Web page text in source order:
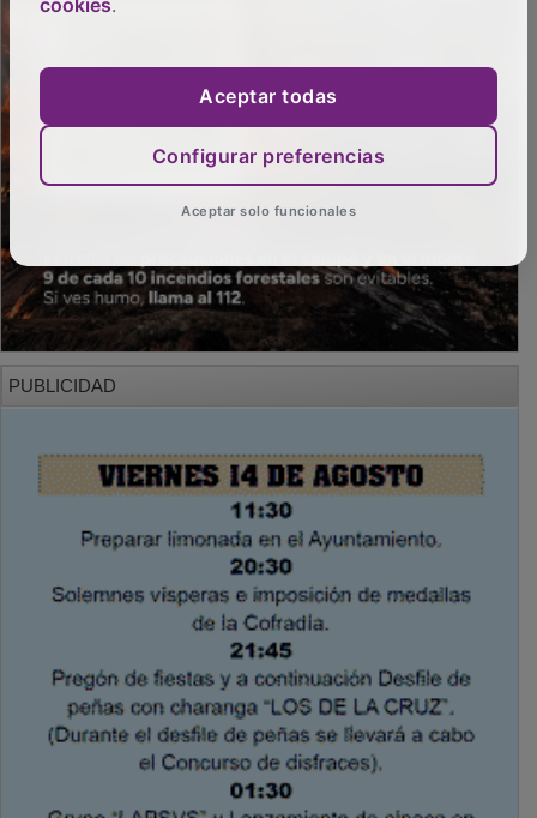
PUBLICIDAD
cookies.
Aceptar todas
Configurar preferencias
Aceptar solo funcionales